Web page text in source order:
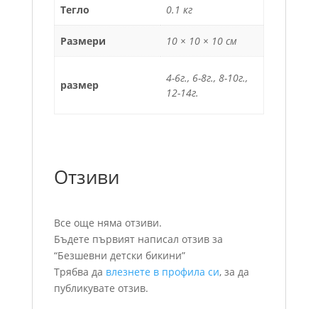
Тегло 0.1 кг
Размери 10 × 10 × 10 см
размер
4-6г., 6-8г., 8-10г.,
12-14г.
Отзиви
Все още няма отзиви.
Бъдете първият написал отзив за
“Безшевни детски бикини”
Трябва да влезнете в профила си, за да
публикувате отзив.